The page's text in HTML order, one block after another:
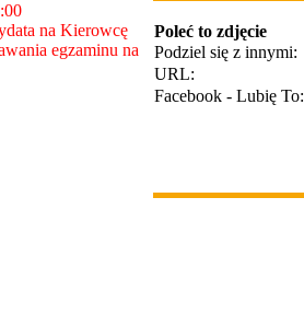
na Kierowcę
egzaminu na
Poleć to zdjęcie
Podziel się z innymi:
URL:
Facebook - Lubię To: